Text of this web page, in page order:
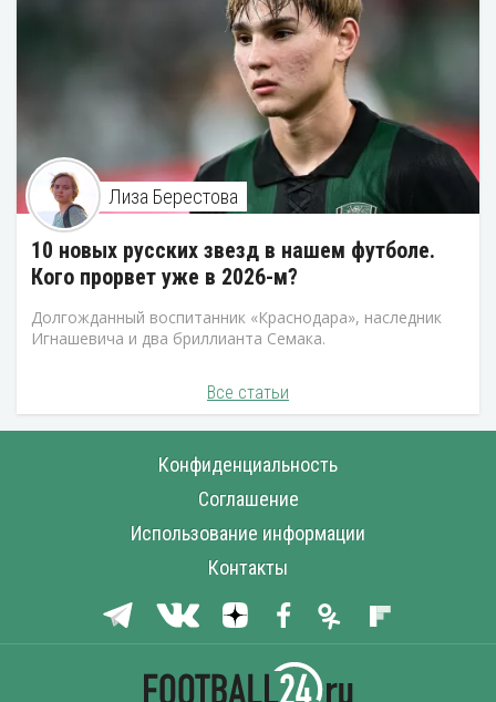
Лиза Берестова
10 новых русских звезд в нашем футболе.
Кого прорвет уже в 2026-м?
Долгожданный воспитанник «Краснодара», наследник
Игнашевича и два бриллианта Семака.
Все статьи
Конфиденциальность
Соглашение
Использование информации
Контакты